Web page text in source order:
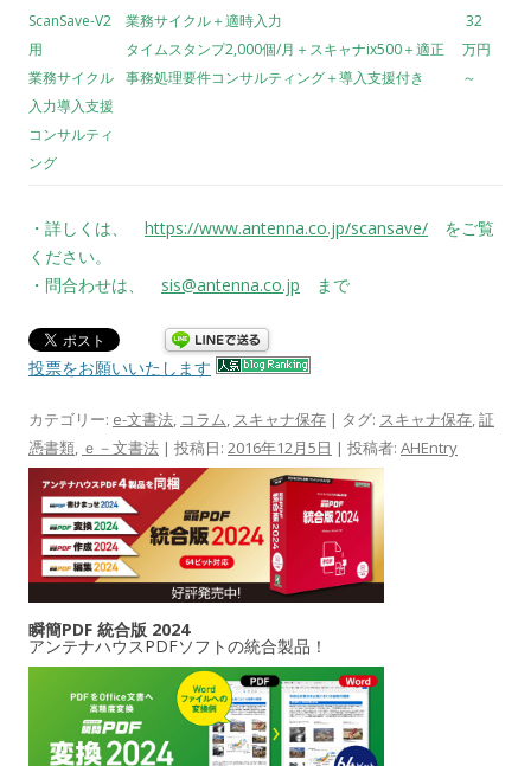
ScanSave-V2
用
業務サイクル
入力導入支援
コンサルティ
ング
業務サイクル＋適時入力
タイムスタンプ2,000個/月＋スキャナix500＋適正
事務処理要件コンサルティング＋導入支援付き
32
万円
～
・詳しくは、 https://www.antenna.co.jp/scansave/ をご覧
ください。
・問合わせは、 sis@antenna.co.jp まで
投票をお願いいたします
カテゴリー: e-文書法, コラム, スキャナ保存 | タグ: スキャナ保存,証
憑書類, ｅ－文書法 | 投稿日: 2016年12月5日 | 投稿者: AHEntry
瞬簡PDF 統合版 2024
アンテナハウスPDFソフトの統合製品！